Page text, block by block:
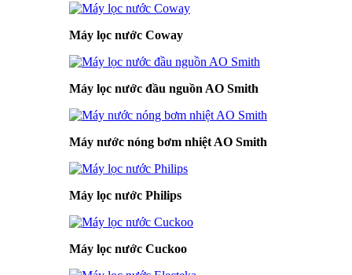
Máy lọc nước Coway
Máy lọc nước đầu nguồn AO Smith
Máy nước nóng bơm nhiệt AO Smith
Máy lọc nước Philips
Máy lọc nước Cuckoo